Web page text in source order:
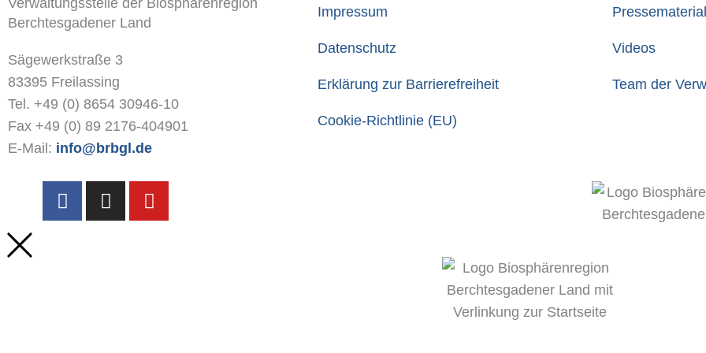
Verwaltungsstelle der Biosphärenregion
Berchtesgadener Land
Sägewerkstraße 3
83395 Freilassing
Tel. +49 (0) 8654 30946-10
Fax +49 (0) 89 2176-404901
E-Mail: info@brbgl.de
Impressum
Datenschutz
Erklärung zur Barrierefreiheit
Cookie-Richtlinie (EU)
Pressematerial
Videos
Team der
F
a
I
n
Y
o